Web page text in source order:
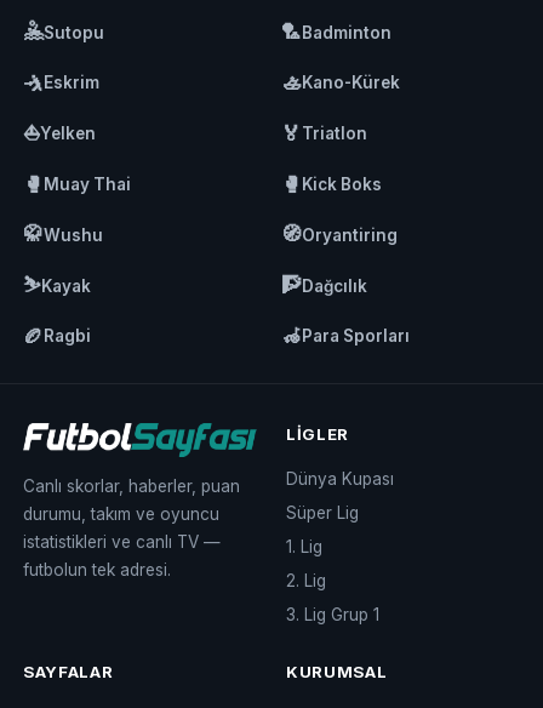
🤽Sutopu 🏸Badminton
🤺Eskrim 🚣Kano-Kürek
⛵Yelken 🏅 Triatlon
🥊 Muay Thai 🥊 Kick Boks
🥋Wushu 🧭Oryantiring
⛷️Kayak 🧗Dağcılık
🏉 Ragbi 🦽Para Sporları
Canlı skorlar, haberler, puan
durumu, takım ve oyuncu
istatistikleri ve canlı TV —
futbolun tek adresi.
LIGLER
Dünya Kupası
Süper Lig
1. Lig
2. Lig
3. Lig Grup 1
SAYFALAR KURUMSAL